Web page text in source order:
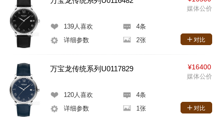
139人喜欢
4条
详细参数
2张
媒体公价
对比
万宝龙传统系列U0117829
120人喜欢
4条
详细参数
1张
¥16400
媒体公价
对比